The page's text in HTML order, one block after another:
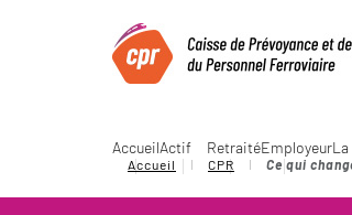
Aller au contenu principal
AccueilActif RetraitéEmployeurLa
Accueil CPR Ce qui